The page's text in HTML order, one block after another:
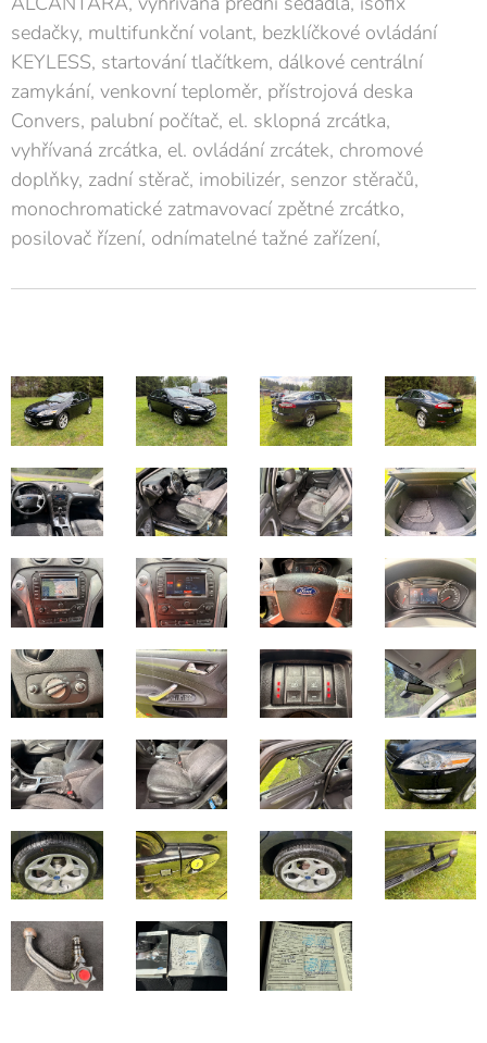
sedačky, multifunkční volant, bezklíčkové ovládání
KEYLESS, startování tlačítkem, dálkové centrální
zamykání, venkovní teploměr, přístrojová deska
Convers, palubní počítač, el. sklopná zrcátka,
vyhřívaná zrcátka, el. ovládání zrcátek, chromové
doplňky, zadní stěrač, imobilizér, senzor stěračů,
monochromatické zatmavovací zpětné zrcátko,
posilovač řízení, odnímatelné tažné zařízení,